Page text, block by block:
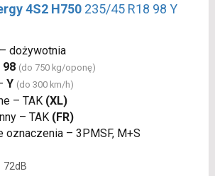
4S2 H750 235/45 R18 98 Y
dożywotnia
98 (do 750 kg/oponę)
Y (do 300 km/h)
– TAK (XL)
– TAK (FR)
oznaczenia – 3PMSF, M+S
72dB